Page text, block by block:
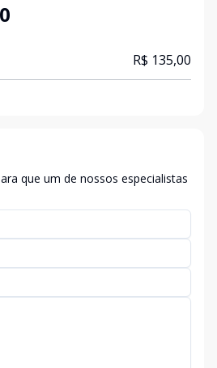
R$ 135,00
que um de nossos especialistas